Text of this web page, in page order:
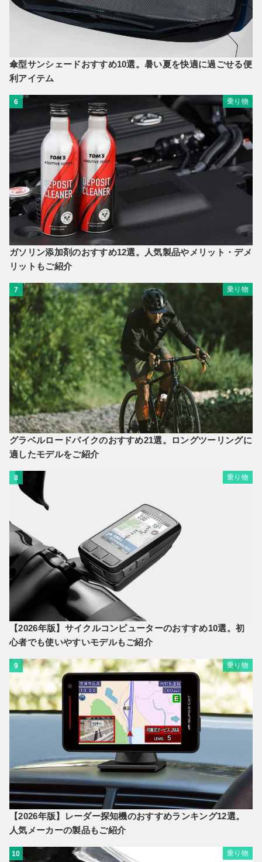
傘型サンシェードおすすめ10選。暑い夏を快適に過ごせる便
利アイテム
6 乗り物
ガソリン添加剤のおすすめ12選。人気製品やメリット・デメ
リットもご紹介
7 乗り物
グラベルロードバイクのおすすめ21選。ロングツーリングに
適したモデルをご紹介
8 乗り物
【2026年版】サイクルコンピューターのおすすめ10選。初
心者でも使いやすいモデルもご紹介
9 乗り物
【2026年版】レーダー探知機のおすすめランキング12選。
人気メーカーの製品もご紹介
10 乗り物